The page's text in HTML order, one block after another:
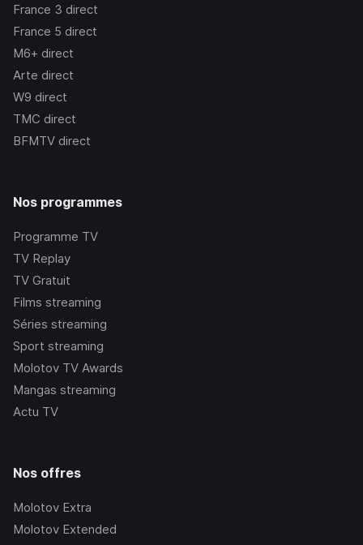
France 3 direct
France 5 direct
M6+ direct
Arte direct
W9 direct
TMC direct
BFMTV direct
Nos programmes
Programme TV
TV Replay
TV Gratuit
Films streaming
Séries streaming
Sport streaming
Molotov TV Awards
Mangas streaming
Actu TV
Nos offres
Molotov Extra
Molotov Extended